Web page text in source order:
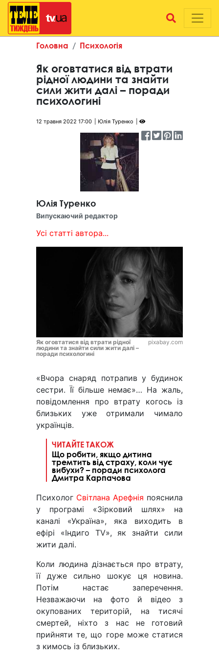
Головна Психологія
Як оговтатися від втрати
рідної людини та знайти
сили жити далі – поради
психологині
12 травня 2022 17:00 Юлія Туренко
Юлія Туренко
Випускаючий редактор
Усі статті автора...
Як оговтатися від втрати рідної
людини та знайти сили жити далі –
поради психологині
pixabay.com
«Вчора снаряд потрапив у будинок
сестри. Її більше немає»… На жаль,
повідомлення про втрату когось із
близьких уже отримали чимало
українців.
ЧИТАЙТЕ ТАКОЖ
Що робити, якщо дитина
тремтить від страху, коли чує
вибухи? – поради психолога
Дмитра Карпачова
Психолог Світлана Арефнія пояснила
у програмі «Зірковий шлях» на
каналі «Україна», яка виходить в
ефірі «Індиго TV», як знайти сили
жити далі.
Коли людина дізнається про втрату,
її дуже сильно шокує ця новина.
Потім настає заперечення.
Незважаючи на фото й відео з
окупованих територій, на тисячі
смертей, ніхто з нас не готовий
прийняти те, що горе може статися
з кимось із близьких.